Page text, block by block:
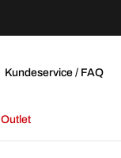
Kundeservice / FAQ
Outlet